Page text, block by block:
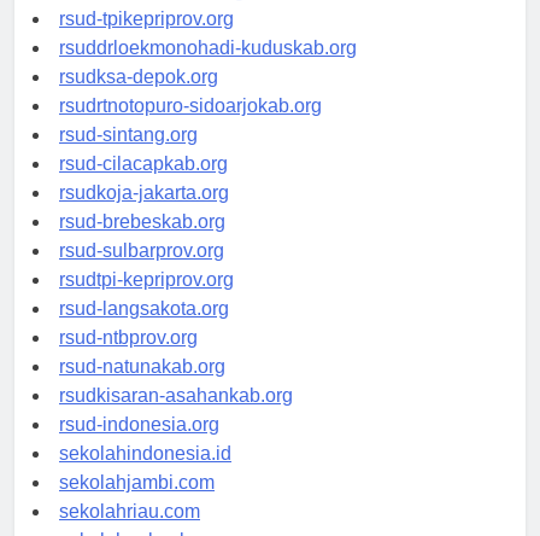
rsud-simeuluekab.org
rsud-tpikepriprov.org
rsuddrloekmonohadi-kuduskab.org
rsudksa-depok.org
rsudrtnotopuro-sidoarjokab.org
rsud-sintang.org
rsud-cilacapkab.org
rsudkoja-jakarta.org
rsud-brebeskab.org
rsud-sulbarprov.org
rsudtpi-kepriprov.org
rsud-langsakota.org
rsud-ntbprov.org
rsud-natunakab.org
rsudkisaran-asahankab.org
rsud-indonesia.org
sekolahindonesia.id
sekolahjambi.com